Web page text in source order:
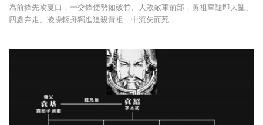
為前鋒先攻夏口，一交鋒便勢如破竹、大敗敵軍前部，黃祖軍隨即大亂、
四處奔走。凌操輕舟獨進追殺黃祖，中流矢而死，…